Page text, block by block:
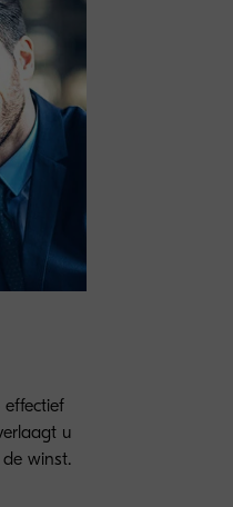
effectief
u
winst.